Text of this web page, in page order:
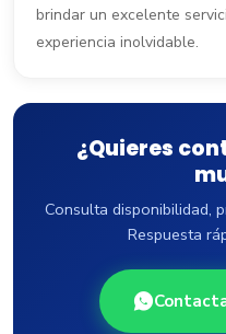
brindar un excelente
experiencia inolvidable.
¿Quieres
Consulta disponibilidad,
Respuesta